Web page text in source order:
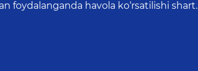
foydalanganda havola ko‘rsatilishi shart.